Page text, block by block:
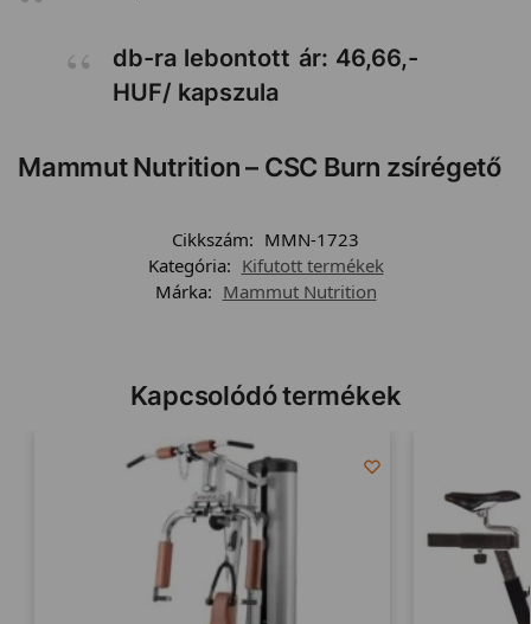
db-ra lebontott ár: 46,66,-
HUF/ kapszula
Mammut Nutrition – CSC Burn zsírégető
Cikkszám: MMN-1723
Kategória: Kifutott termékek
Márka: Mammut Nutrition
Kapcsolódó termékek